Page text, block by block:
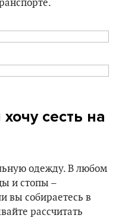
сесть на
одежду. В любом
и стопы –
вы собираетесь в
рассчитать